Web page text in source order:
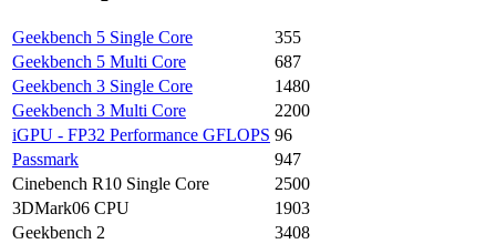
Geekbench 5 Single Core
355
Geekbench 5 Multi Core
687
Geekbench 3 Single Core
1480
Geekbench 3 Multi Core
2200
iGPU - FP32 Performance GFLOPS 96
Passmark
947
Cinebench R10 Single Core
2500
3DMark06 CPU
1903
Geekbench 2
3408